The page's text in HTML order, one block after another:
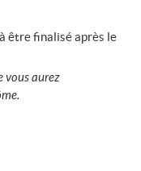
être finalisé après le
vous aurez